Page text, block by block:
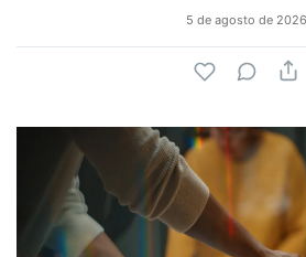
5 de agosto de 2026